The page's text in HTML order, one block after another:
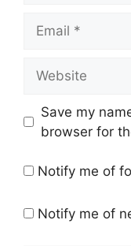
Save my
browser for
Notify me of
Notify me of